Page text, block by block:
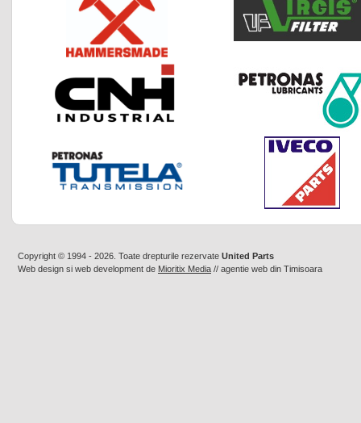
Copyright © 1994 - 2026. Toate drepturile rezervate United Parts
Web design si web development de Mioritix Media // agentie web din Timisoara